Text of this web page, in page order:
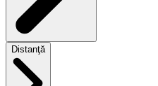
Distanţă